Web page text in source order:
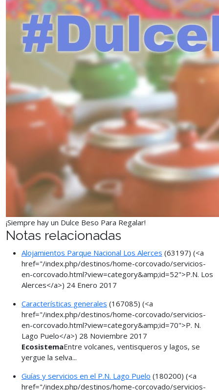
¡Siempre hay un Dulce Beso Para Regalar!
Notas relacionadas
Alojamientos Parque Nacional Los Alerces (63197) (<a
href="/index.php/destinos/home-corcovado/servicios-
en-corcovado.html?view=category&amp;id=52">P.N. Los
Alerces</a>) 24 Enero 2017
Características generales (167085) (<a
href="/index.php/destinos/home-corcovado/servicios-
en-corcovado.html?view=category&amp;id=70">P. N.
Lago Puelo</a>) 28 Noviembre 2017
EcosistemaEntre volcanes, ventisqueros y lagos, se
yergue la selva...
Guías y servicios en el P.N. Lago Puelo (180200) (<a
href="/index.php/destinos/home-corcovado/servicios-